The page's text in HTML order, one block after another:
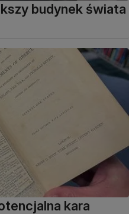
budynek świata
kara